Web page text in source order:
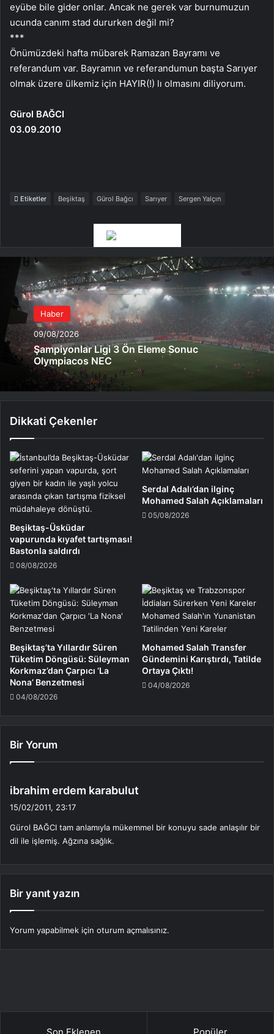
eyübe bile gider onlar. Ancak ne gerek var burnumuzun
ucunda canım stad dururken değil mi?
***
Önümüzdeki hafta mübarek Ramazan Bayramı ve
referandum var. Bayramın ve referandumun başta Sarıyer
olmak üzere ülkemiz için HAYIR(!) lı olmasını diliyorum.
Gürol BAĞCI
03.09.2010
Etiketler Beşiktaş Gürol Bağcı Sarıyer Sergen Yalçın
Haber
09/08/2026
Şampiyonlar Ligi 3 Ön Eleme Sonuc
Olympiacos NEC
Dikkati Çekenler
Beşiktaş-Üsküdar
vapurunda kıyafet tartışması!
Bastonla saldırdı
08/08/2026
Serdal Adalı’dan ilginç
Mohamed Salah Açıklamaları
05/08/2026
Beşiktaş’ta Yıllardır Süren
Tüketim Döngüsü: Süleyman
Korkmaz’dan Çarpıcı ‘La
Nona’ Benzetmesi
04/08/2026
Mohamed Salah Transfer
Gündemini Karıştırdı, Tatilde
Ortaya Çıktı!
04/08/2026
Bir Yorum
ibrahim erdem karabulut
i
15/02/2011, 23:17
Gürol BAĞCI tam anlamıyla mükemmel bir konuyu sade anlaşılır bir
dil ile işlemiş. Ağzına sağlık.
Bir yanıt yazın
Yorum yapabilmek için oturum açmalısınız.
Son Eklenen Popüler